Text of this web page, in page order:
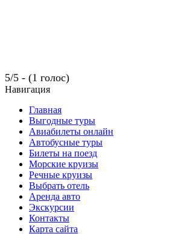
5/5 - (1 голос)
Навигация
Главная
Выгодные туры
Авиабилеты онлайн
Автобусные туры
Билеты на поезд
Морские круизы
Речные круизы
Выбрать отель
Аренда авто
Экскурсии
Контакты
Карта сайта